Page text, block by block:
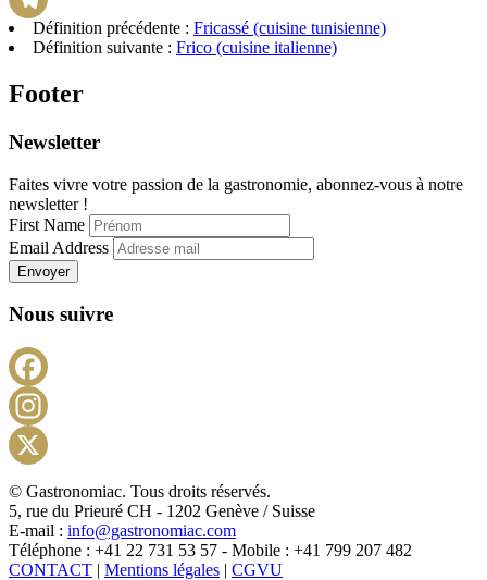
Telegram
Définition précédente : Fricassé (cuisine tunisienne)
Définition suivante : Frico (cuisine italienne)
Footer
Newsletter
Faites vivre votre passion de la gastronomie, abonnez-vous à notre
newsletter !
First Name
Email Address
Envoyer
Nous suivre
X
© Gastronomiac. Tous droits réservés.
5, rue du Prieuré CH - 1202 Genève / Suisse
E-mail : info@gastronomiac.com
Téléphone : +41 22 731 53 57 - Mobile : +41 799 207 482
CONTACT | Mentions légales | CGVU